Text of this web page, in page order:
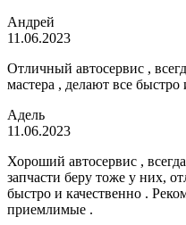
Андрей
11.06.2023
Отличный автосервис ,
мастера , делают все быстро
Адель
11.06.2023
Хороший автосервис ,
запчасти беру тоже у них,
быстро и качественно .
приемлимые .